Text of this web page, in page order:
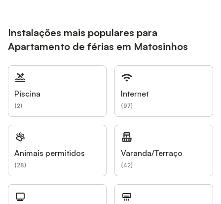
Instalações mais populares para
Apartamento de férias em Matosinhos
Piscina
(2)
Internet
(97)
Animais permitidos
(28)
Varanda/Terraço
(42)